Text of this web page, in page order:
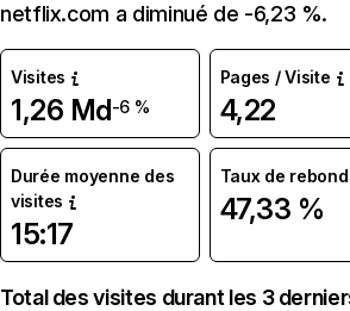
netflix.com a diminué de -6,23 %.
Visites
1,26 Md-6 %
Pages / Visite
4,22
Durée moyenne des
visites
15:17
Taux de rebond
47,33 %
Total des visites durant les 3